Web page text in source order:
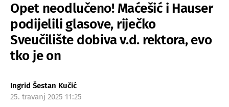
Opet neodlučeno! Maćešić i Hauser
podijelili glasove, riječko
Sveučilište dobiva v.d. rektora, evo
tko je on
Ingrid Šestan Kučić
25. travanj 2025 11:25